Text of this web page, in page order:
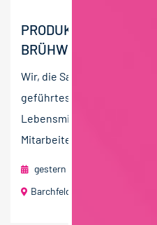
PRODUKTMANAGER
Wir, die Sauels Gruppe,
geführtes
Lebensmittelindustrie. Mit
Mitarbeitern stellen wir an...
gestern
Barchfeld-Immelborn,